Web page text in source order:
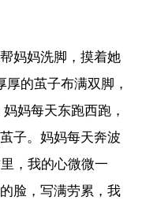
妈妈洗脚，摸着她
的茧子布满双脚，
妈每天东跑西跑，
子。妈妈每天奔波
，我的心微微一
脸，写满劳累，我